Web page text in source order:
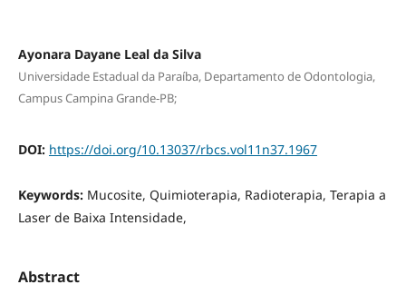
Ayonara Dayane Leal da Silva
Universidade Estadual da Paraíba, Departamento de Odontologia,
Campus Campina Grande-PB;
DOI: https://doi.org/10.13037/rbcs.vol11n37.1967
Keywords: Mucosite, Quimioterapia, Radioterapia, Terapia a
Laser de Baixa Intensidade,
Abstract